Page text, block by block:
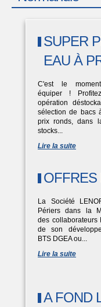
SUPER
EAU À
C'est le
équiper !
opération
sélection de bacs
prix ronds, dans
stocks...
Lire la suite
OFFRES
La Société
Périers dans la
des collaborateurs
de son
BTS DGEA ou...
Lire la suite
A FOND